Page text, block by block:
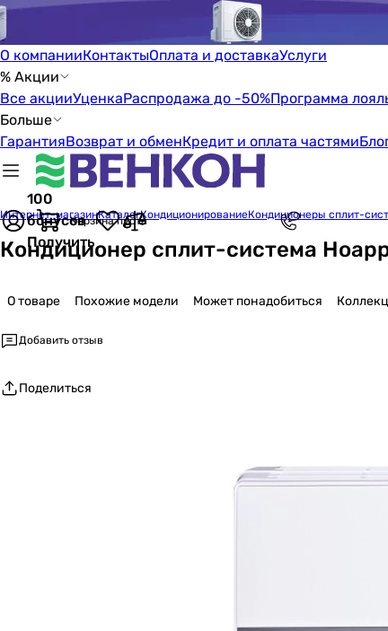
О компанииКонтактыОплата и доставкаУслуги
% Акции
Все акцииУценкаРаспродажа до -50%Программа
Больше
ГарантияВозврат и обменКредит и оплата частями
100
бонусов
Получить
Корзина пуста
Интернет-магазинКаталогКондиционированиеКондиционеры сплит-
Кондиционер сплит-система
О товаре Похожие модели Может понадобиться
Добавить отзыв
Поделиться